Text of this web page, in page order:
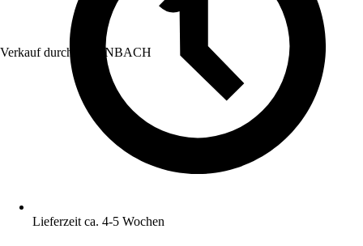
Verkauf durch: HORNBACH
Lieferzeit ca. 4-5 Wochen